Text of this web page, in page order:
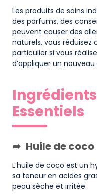
Les produits de soins
des parfums, des
peuvent causer des
naturels, vous réduisez
particulier si vous
d’appliquer un
Essentiels
Huile de coco
L’huile de coco est un
sa teneur en acides
peau sèche et irritée.